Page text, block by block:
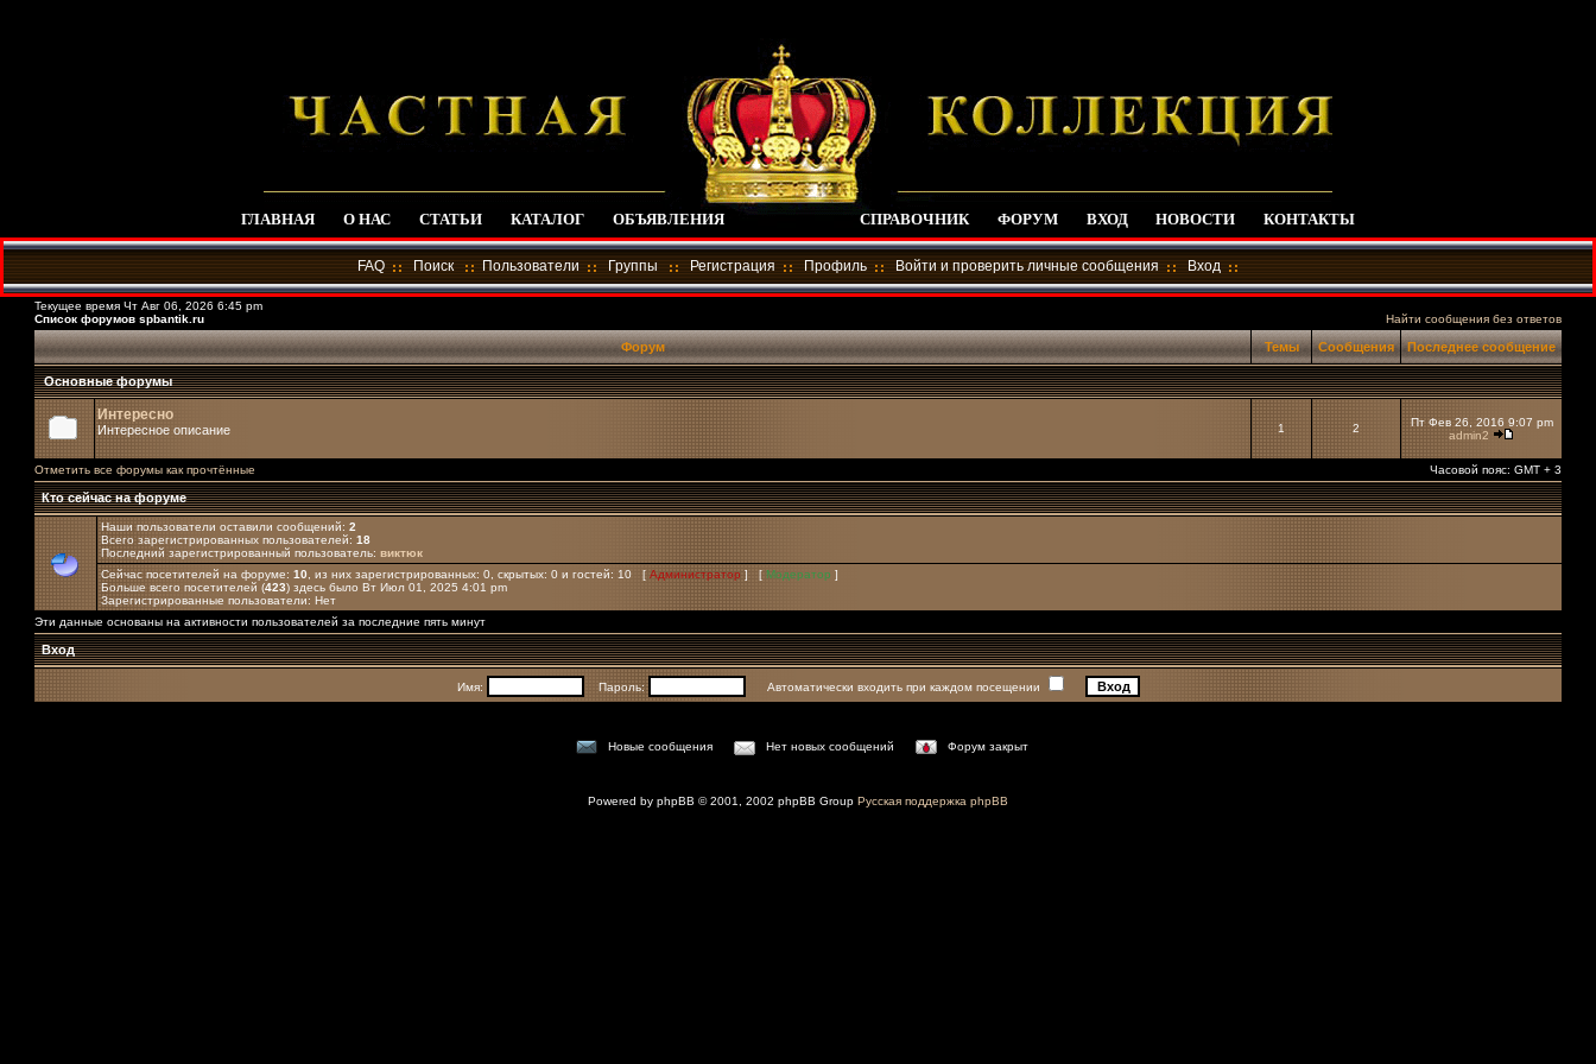
ГЛАВНАЯ О НАС СТАТЬИ КАТАЛОГ ОБЪЯВЛЕНИЯ СПРАВОЧНИК ФОРУМ ВХОД НОВОСТИ КОНТАКТЫ
FAQ Поиск Пользователи Группы Регистрация Профиль Войти и проверить личные сообщения Вход
Текущее время Чт Авг 06, 2026 6:45 pm
Список форумов spbantik.ru
Найти сообщения без ответов
Форум Темы Сообщения Последнее сообщение
Основные форумы
Интересно
Интересное описание 1 2
Пт Фев 26, 2016 9:07 pm
admin2
Отметить все форумы как прочтённые Часовой пояс: GMT + 3
Кто сейчас на форуме
Наши пользователи оставили сообщений: 2
Всего зарегистрированных пользователей: 18
Последний зарегистрированный пользователь: виктюк
Сейчас посетителей на форуме: 10 , из них зарегистрированных: 0, скрытых: 0 и гостей: 10 [ Администратор ] [ Модератор ]
Больше всего посетителей (423) здесь было Вт Июл 01, 2025 4:01 pm
Зарегистрированные пользователи: Нет
Эти данные основаны на активности пользователей за последние пять минут
Вход
Имя: Пароль: Автоматически входить при каждом посещении
Новые сообщения Нет новых сообщений Форум закрыт
Powered by phpBB © 2001, 2002 phpBB Group Русская поддержка phpBB